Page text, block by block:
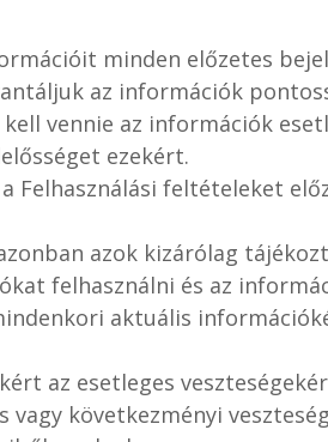
minden előzetes
az információk
vennie az információk
ezekért.
Felhasználási feltételeket
azok kizárólag
felhasználni és az
aktuális
az esetleges
következményi